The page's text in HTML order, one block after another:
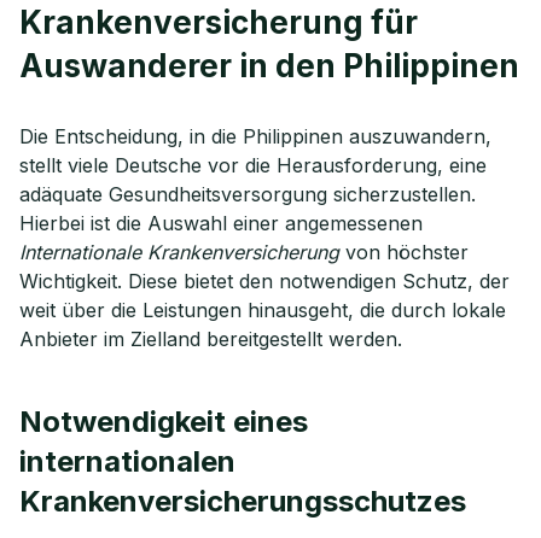
Krankenversicherung für
Auswanderer in den Philippinen
Die Entscheidung, in die Philippinen auszuwandern,
stellt viele Deutsche vor die Herausforderung, eine
adäquate Gesundheitsversorgung sicherzustellen.
Hierbei ist die Auswahl einer angemessenen
Internationale Krankenversicherungvon höchster
Wichtigkeit. Diese bietet den notwendigen Schutz, der
weit über die Leistungen hinausgeht, die durch lokale
Anbieter im Zielland bereitgestellt werden.
Notwendigkeit eines
internationalen
Krankenversicherungsschutzes